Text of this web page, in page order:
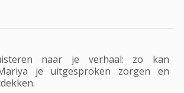
naar je verhaal: zo kan
je uitgesproken zorgen en